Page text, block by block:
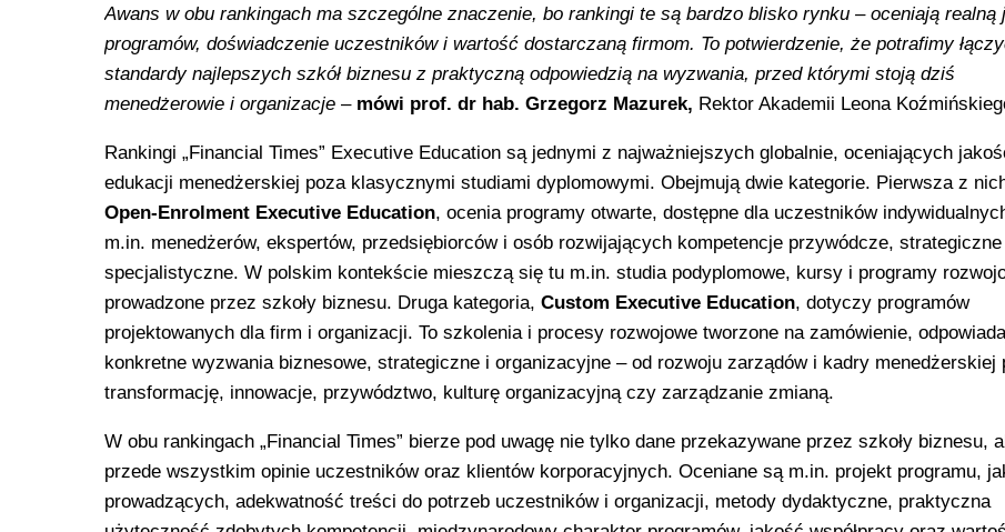
Awans w obu rankingach ma szczególne znaczenie, bo rankingi te są bardzo blisko rynku – oceniają realną
programów, doświadczenie uczestników i wartość dostarczaną firmom. To potwierdzenie, że potrafimy
standardy najlepszych szkół biznesu z praktyczną odpowiedzią na wyzwania, przed którymi stoją dziś
menedżerowie i organizacje – mówi prof. dr hab. Grzegorz Mazurek, Rektor Akademii Leona
Rankingi „Financial Times” Executive Education są jednymi z najważniejszych globalnie, oceniających
edukacji menedżerskiej poza klasycznymi studiami dyplomowymi. Obejmują dwie kategorie. Pierwsza z
Open-Enrolment Executive Education, ocenia programy otwarte, dostępne dla uczestników
m.in. menedżerów, ekspertów, przedsiębiorców i osób rozwijających kompetencje przywódcze,
specjalistyczne. W polskim kontekście mieszczą się tu m.in. studia podyplomowe, kursy i programy
prowadzone przez szkoły biznesu. Druga kategoria, Custom Executive Education, dotyczy programów
projektowanych dla firm i organizacji. To szkolenia i procesy rozwojowe tworzone na zamówienie,
konkretne wyzwania biznesowe, strategiczne i organizacyjne – od rozwoju zarządów i kadry menedżerskiej
transformację, innowacje, przywództwo, kulturę organizacyjną czy zarządzanie zmianą.
W obu rankingach „Financial Times” bierze pod uwagę nie tylko dane przekazywane przez szkoły biznesu,
przede wszystkim opinie uczestników oraz klientów korporacyjnych. Oceniane są m.in. projekt programu,
prowadzących, adekwatność treści do potrzeb uczestników i organizacji, metody dydaktyczne, praktyczna